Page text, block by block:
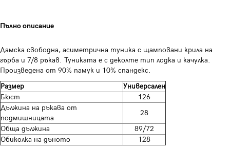
Пълно описание
Дамска свободна, асиметрична туника с щамповани крила на
гърба и 7/8 ръкав. Туниката е с деколте тип лодка и качулка.
Произведена от 90% памук и 10% спандекс.
Размер
Универсален
Бюст
126
Дължина на ръкава от
подмишницата
28
Обща дължина
89/72
Обиколка на дъното
128